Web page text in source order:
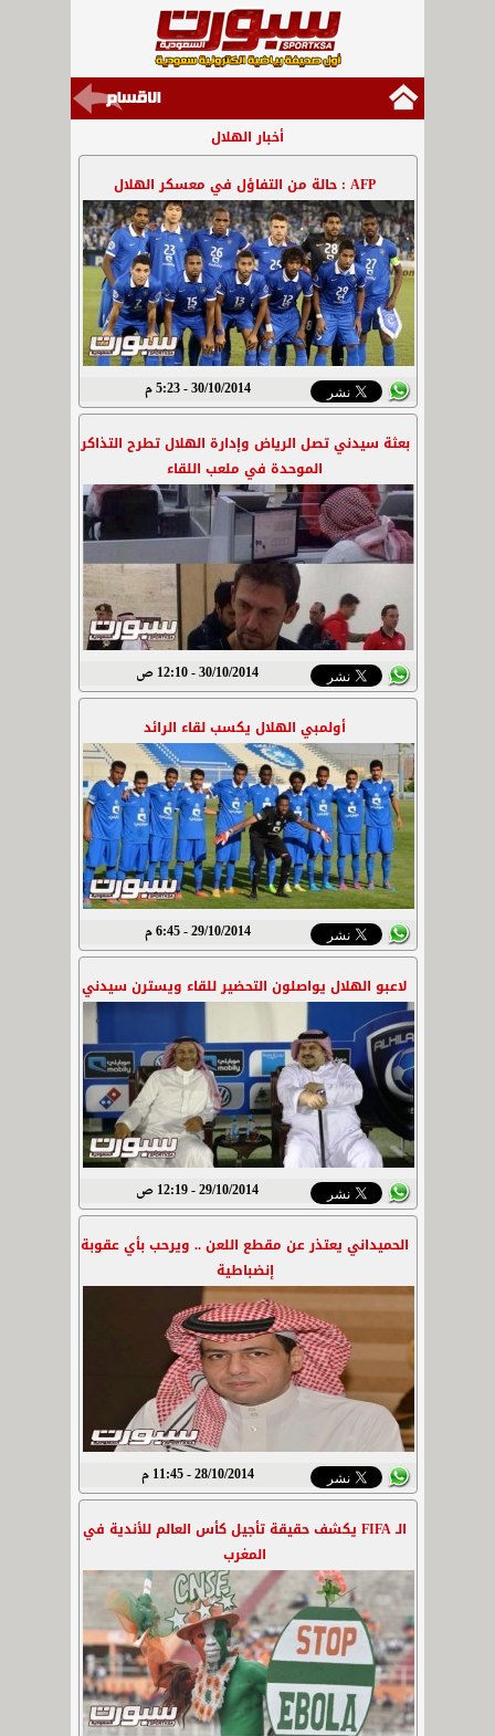
أخبار الهلال
AFP : حالة من التفاؤل في معسكر الهلال
30/10/2014 - 5:23 م
بعثة سيدني تصل الرياض وإدارة الهلال تطرح التذاكر
الموحدة في ملعب اللقاء
30/10/2014 - 12:10 ص
أولمبي الهلال يكسب لقاء الرائد
29/10/2014 - 6:45 م
لاعبو الهلال يواصلون التحضير للقاء ويسترن سيدني
29/10/2014 - 12:19 ص
الحميداني يعتذر عن مقطع اللعن .. ويرحب بأي عقوبة
إنضباطية
28/10/2014 - 11:45 م
الـ FIFA يكشف حقيقة تأجيل كأس العالم للأندية في
المغرب